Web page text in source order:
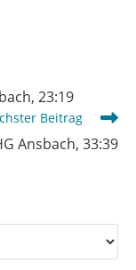
23:19
Beitrag
Ansbach, 33:39